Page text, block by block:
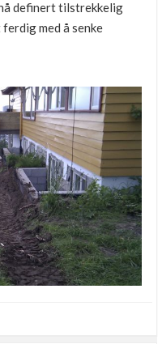
definert tilstrekkelig
med å senke